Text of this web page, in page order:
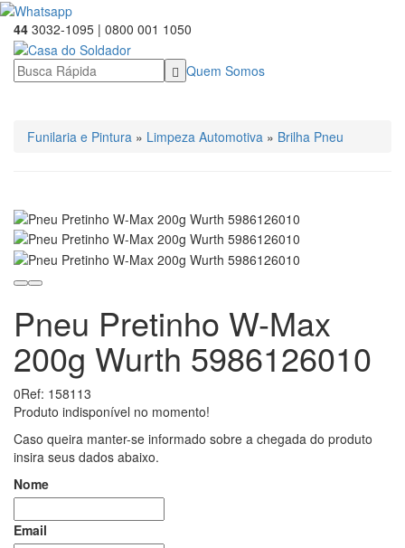
44 3032-1095 | 0800 001 1050
Quem Somos
Funilaria e Pintura » Limpeza Automotiva » Brilha Pneu
Pneu Pretinho W-Max
200g Wurth 5986126010
0Ref: 158113
Produto indisponível no momento!
Caso queira manter-se informado sobre a chegada do produto
insira seus dados abaixo.
Nome
Email